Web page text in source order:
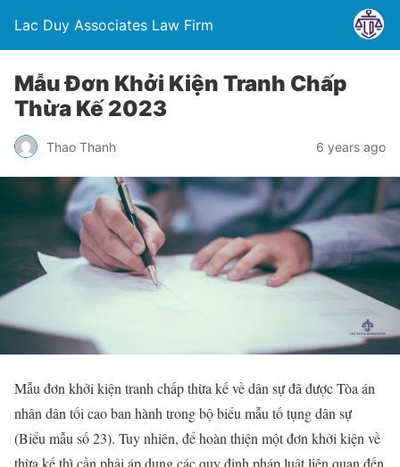
Lac Duy Associates Law Firm
Mẫu Đơn Khởi Kiện Tranh Chấp
Thừa Kế 2023
Thao Thanh 6 years ago
Mẫu đơn khởi kiện tranh chấp thừa kế về dân sự đã được Tòa án
nhân dân tối cao ban hành trong bộ biểu mẫu tố tụng dân sự
(Biểu mẫu số 23). Tuy nhiên, để hoàn thiện một đơn khởi kiện về
thừa kế thì cần phải áp dụng các quy định pháp luật liên quan đến